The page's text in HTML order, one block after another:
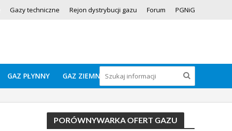
Gazy techniczne Rejon dystrybucji gazu Forum PGNiG
GAZ PŁYNNY GAZ ZIEMNY
PORÓWNYWARKA OFERT GAZU